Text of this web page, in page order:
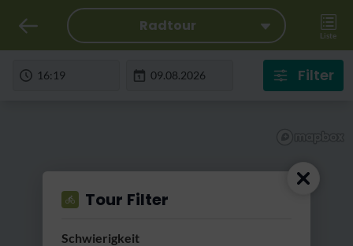
Radtour
Liste
Filter
Tour Filter
Schwierigkeit